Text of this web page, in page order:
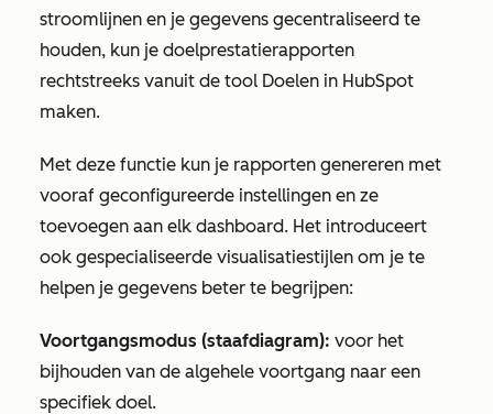
stroomlijnen en je gegevens gecentraliseerd te
houden, kun je doelprestatierapporten
rechtstreeks vanuit de tool Doelen in HubSpot
maken.
Met deze functie kun je rapporten genereren met
vooraf geconfigureerde instellingen en ze
toevoegen aan elk dashboard. Het introduceert
ook gespecialiseerde visualisatiestijlen om je te
helpen je gegevens beter te begrijpen:
Voortgangsmodus (staafdiagram): voor het
bijhouden van de algehele voortgang naar een
specifiek doel.